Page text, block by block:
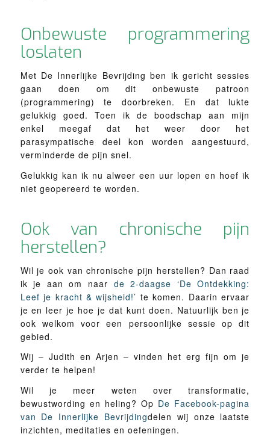
Onbewuste programmering
loslaten
Met De Innerlijke Bevrijding ben ik gericht sessies
gaan doen om dit onbewuste patroon
(programmering) te doorbreken. En dat lukte
gelukkig goed. Toen ik de boodschap aan mijn
enkel meegaf dat het weer door het
parasympatische deel kon worden aangestuurd,
verminderde de pijn snel.
Gelukkig kan ik nu alweer een uur lopen en hoef ik
niet geopereerd te worden.
Ook van chronische pijn
herstellen?
Wil je ook van chronische pijn herstellen? Dan raad
ik je aan om naar de 2-daagse ‘De Ontdekking:
Leef je kracht & wijsheid!’ te komen. Daarin ervaar
je en leer je hoe je dat kunt doen. Natuurlijk ben je
ook welkom voor een persoonlijke sessie op dit
gebied.
Wij – Judith en Arjen – vinden het erg fijn om je
verder te helpen!
Wil je meer weten over transformatie,
bewustwording en heling? Op De Facebook-pagina
van De Innerlijke Bevrijdingdelen wij onze laatste
inzichten, meditaties en oefeningen.